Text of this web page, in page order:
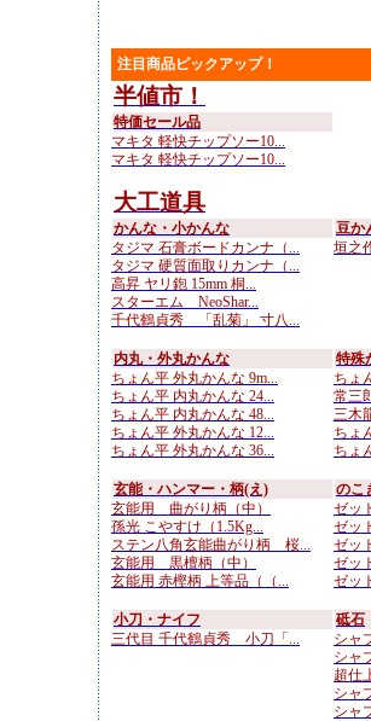
注目商品ピックアップ！
半値市！
特価セール品
マキタ 軽快チップソー10...
マキタ 軽快チップソー10...
大工道具
かんな・小かんな
タジマ 石膏ボードカンナ（...
タジマ 硬質面取りカンナ（...
高昇 ヤリ鉋 15mm 桐...
スターエム NeoShar...
千代鶴貞秀 「乱菊」 寸八...
豆か
垣之
内丸・外丸かんな
ちょん平 外丸かんな 9m...
ちょん平 内丸かんな 24...
ちょん平 内丸かんな 48...
ちょん平 外丸かんな 12...
ちょん平 外丸かんな 36...
特殊
ちょ
常三
三木
ちょ
ちょ
玄能・ハンマー・柄(え)
玄能用 曲がり柄（中）
孫光 こやすけ（1.5Kg...
ステン八角玄能曲がり柄 桜...
玄能用 黒檀柄（中）
玄能用 赤樫柄 上等品（（...
のこ
ゼッ
ゼッ
ゼッ
ゼッ
ゼッ
小刀・ナイフ
三代目 千代鶴貞秀 小刀「...
砥石
シャ
シャ
超仕
シャ
シャ